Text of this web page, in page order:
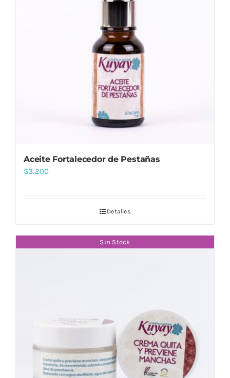
Aceite Fortalecedor de Pestañas
$3.200
Detalles
Sin Stock